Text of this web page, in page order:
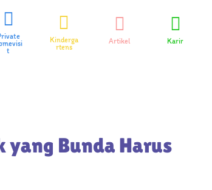
t
Kinderga
rtens
Artikel Karir
yang Bunda Harus